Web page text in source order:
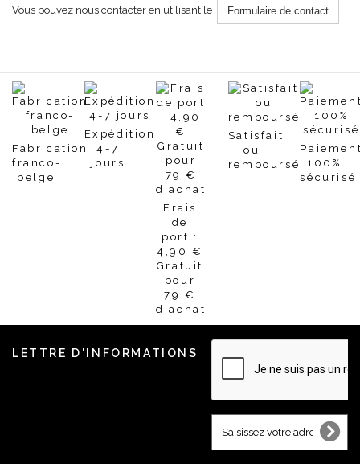
Vous pouvez nous contacter en utilisant le Formulaire de contact
Fabrication
franco-
belge
Expédition
4-7
jours
Frais
de
port :
4,90 €
Gratuit
pour
79 €
d'achat
Satisfait
ou
remboursé
100%
sécurisé
LETTRE D'INFORMATIONS